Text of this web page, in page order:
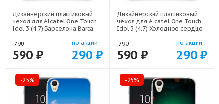
Дизайнерский пластиковый
чехол для Alcatel One Touch
Idol 3 (4.7) Барселона Barca
790
590 ₽
по акции
290 ₽
Дизайнерский пластиковый
чехол для Alcatel One Touch
Idol 3 (4.7) Холодное сердце
790
590 ₽
по акции
290 ₽
-25% -25%